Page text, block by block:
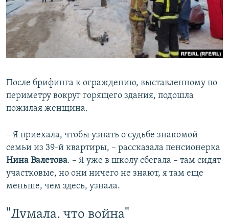
После брифинга к ограждению, выставленному по
периметру вокруг горящего здания, подошла
пожилая женщина.
– Я приехала, чтобы узнать о судьбе знакомой
семьи из 39-й квартиры, – рассказала пенсионерка
Нина Валетова. – Я уже в школу сбегала – там сидят
участковые, но они ничего не знают, я там еще
меньше, чем здесь, узнала.
"Думала, что война"